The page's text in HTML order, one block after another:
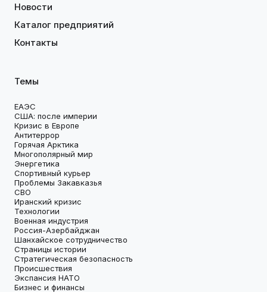
Новости
Каталог предприятий
Контакты
Темы
ЕАЭС
США: после империи
Кризис в Европе
Антитеррор
Горячая Арктика
Многополярный мир
Энергетика
Спортивный курьер
Проблемы Закавказья
СВО
Иранский кризис
Технологии
Военная индустрия
Россия-Азербайджан
Шанхайское сотрудничество
Страницы истории
Стратегическая безопасность
Происшествия
Экспансия НАТО
Бизнес и финансы